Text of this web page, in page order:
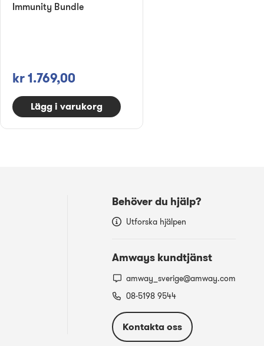
Immunity Bundle
kr 1.769,00
Lägg i varukorg
Behöver du hjälp?
Utforska hjälpen
Amways kundtjänst
amway_sverige@amway.com
08-5198 9544
Kontakta oss